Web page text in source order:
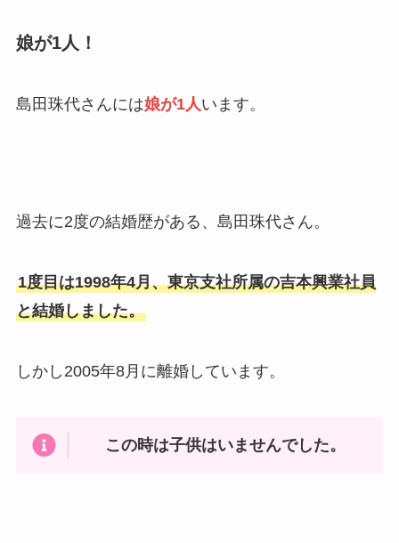
娘が1人！
島田珠代さんには娘が1人います。
過去に2度の結婚歴がある、島田珠代さん。
1度目は1998年4月、東京支社所属の吉本興業社員
と結婚しました。
しかし2005年8月に離婚しています。
この時は子供はいませんでした。